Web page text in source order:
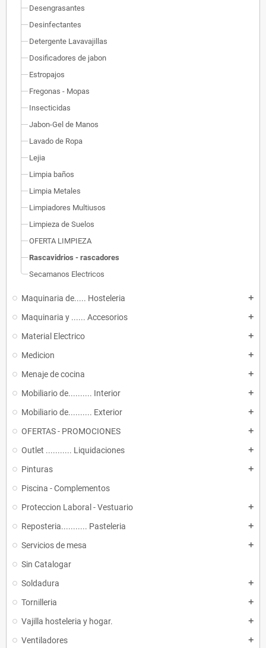
Desengrasantes
Desinfectantes
Detergente Lavavajillas
Dosificadores de jabon
Estropajos
Fregonas - Mopas
Insecticidas
Jabon-Gel de Manos
Lavado de Ropa
Lejia
Limpia baños
Limpia Metales
Limpiadores Multiusos
Limpieza de Suelos
OFERTA LIMPIEZA
Rascavidrios - rascadores
Secamanos Electricos
Maquinaria de..... Hosteleria add
Maquinaria y ...... Accesorios add
Material Electrico add
Medicion add
Menaje de cocina add
Mobiliario de.......... Interior add
Mobiliario de.......... Exterior add
OFERTAS - PROMOCIONES add
Outlet ........... Liquidaciones add
Pinturas add
Piscina - Complementos
Proteccion Laboral - Vestuario
add
Reposteria........... Pasteleria add
Servicios de mesa add
Sin Catalogar
Soldadura
add
Tornilleria add
Vajilla hosteleria y hogar. add
Ventiladores add